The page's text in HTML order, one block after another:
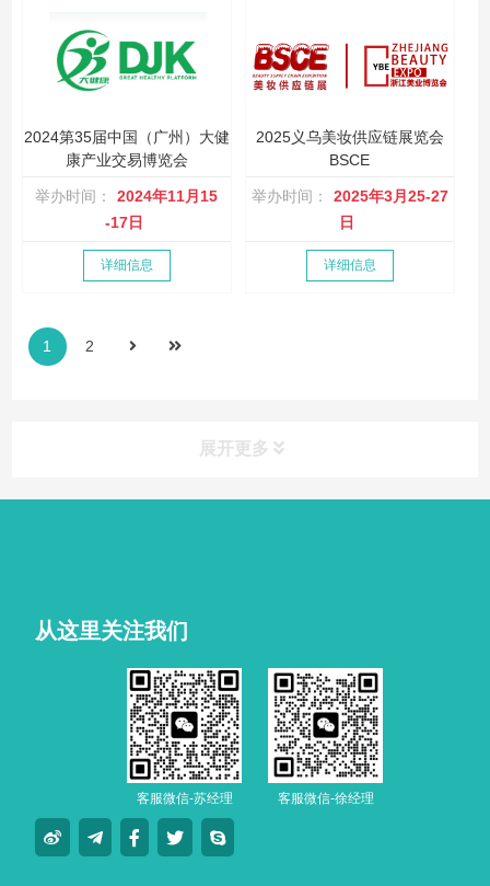
2024第35届中国（广州）大健
康产业交易博览会
举办时间：
2024年11月15
-17日
详细信息
2025义乌美妆供应链展览会
BSCE
举办时间：
2025年3月25-27
日
详细信息
1 2
展开更多
从这里关注我们
客服微信-苏经理 客服微信-徐经理